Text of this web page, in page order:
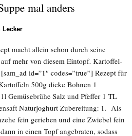
mal anders
Lecker
macht allein schon durch seine
mehr von diesem Eintopf. Kartoffel-
id=”1″ codes=”true”] Rezept für
500g dicke Bohnen 1
Gemüsebrühe Salz und Pfeffer 1 TL
Naturjoghurt Zubereitung: 1. Als
fein gerieben und eine Zwiebel fein
in einen Topf angebraten, sodass